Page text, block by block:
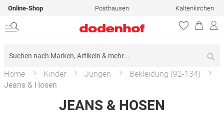
Online-Shop Posthausen Kaltenkirchen
Home Kinder Jungen
Bekleidung (92-134)
Jeans & Hosen
JEANS & HOSEN